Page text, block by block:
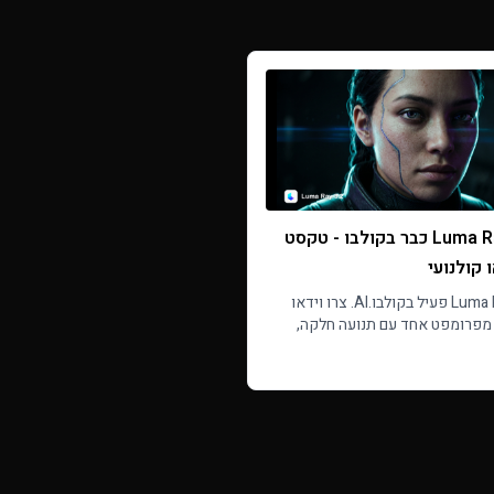
Luma Ray 3.2 כבר בקולבו - טקסט
קולנועי
Luma Ray 3.2 פעיל בקולבו.AI. צרו וידאו
מפרומפט אחד עם תנועה חלקה,
רחב.